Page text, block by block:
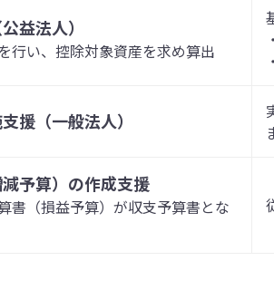
益法人）
行い、控除対象資産を求め算出
援（一般法人）
予算）の作成支援
書（損益予算）が収支予算書とな